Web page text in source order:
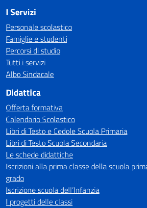
I Servizi
Personale scolastico
Famiglie e studenti
Percorsi di studio
Tutti i servizi
Albo Sindacale
Didattica
Offerta formativa
Calendario Scolastico
Libri di Testo e Cedole Scuola Primaria
Libri di Testo Scuola Secondaria
Le schede didattiche
Iscrizioni alla prima classe della scuola
grado
Iscrizione scuola dell’Infanzia
I progetti delle classi